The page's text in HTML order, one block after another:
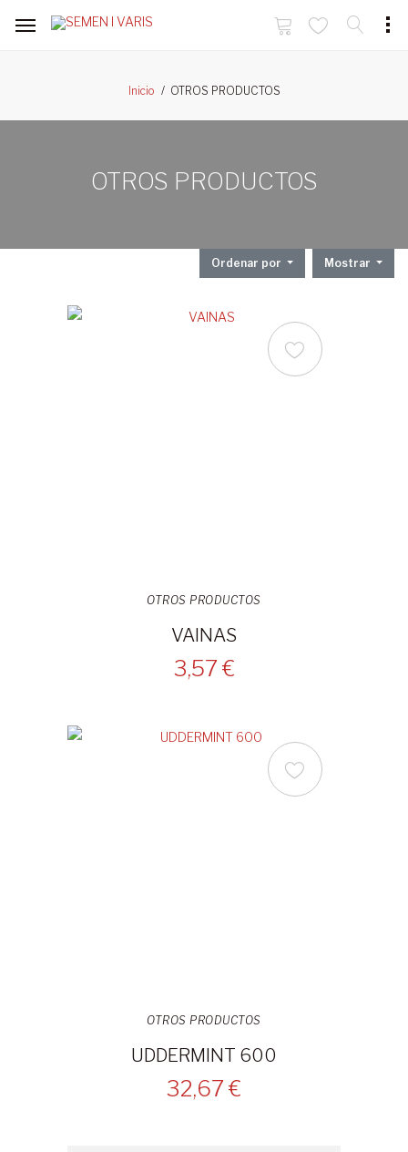
Inicio OTROS PRODUCTOS
OTROS PRODUCTOS
Ordenar por Mostrar
OTROS PRODUCTOS
VAINAS
3,57 €
OTROS PRODUCTOS
UDDERMINT 600
32,67 €